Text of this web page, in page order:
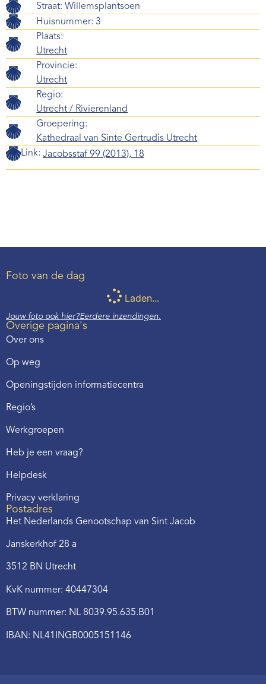
Straat: Willemsplantsoen
Huisnummer: 3
Plaats:
Utrecht
Provincie:
Utrecht
Regio:
Utrecht / Rivierenland
Groepering:
Kathedraal van Sinte Gertrudis Utrecht
Link: Jacobsstaf 99 (2013), 18
Foto van de dag
Laden...
Jouw foto ook hier?Eerdere inzendingen.
Overige pagina's
Over ons
Op weg
Openingstijden informatiecentra
Regio’s
Werkgroepen
Heb je een vraag?
Helpdesk
Privacy verklaring
Postadres
Het Nederlands Genootschap van Sint Jacob
Janskerkhof 28 a
3512 BN Utrecht
KvK nummer: 40447304
BTW nummer: NL 8039.95.635.B01
IBAN: NL41INGB0005151146